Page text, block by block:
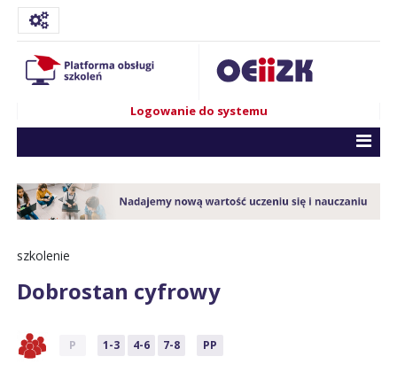
Logowanie do systemu
szkolenie
Dobrostan cyfrowy
P 1-3 4-6 7-8 PP